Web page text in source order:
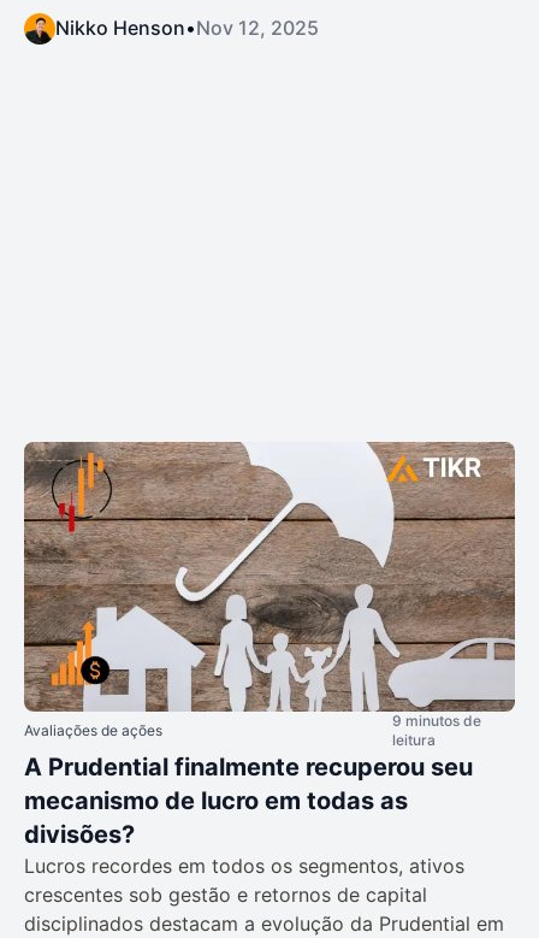
Nikko Henson•Nov 12, 2025
Avaliações de ações
9 minutos de
leitura
A Prudential finalmente recuperou seu
mecanismo de lucro em todas as
divisões?
Lucros recordes em todos os segmentos, ativos
crescentes sob gestão e retornos de capital
disciplinados destacam a evolução da Prudential em